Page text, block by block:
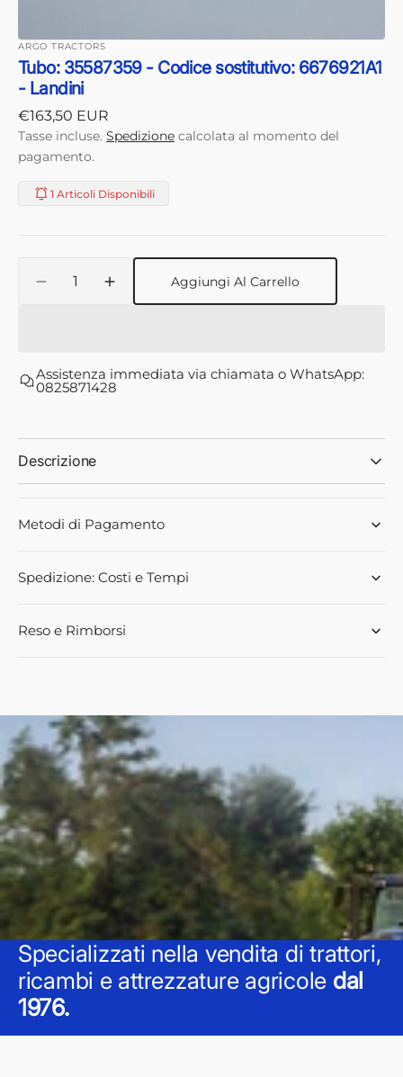
ARGO TRACTORS
Tubo: 35587359 - Codice sostitutivo: 6676921A1
- Landini
Prezzo
di
listino
€163,50 EUR
Tasse incluse. Spedizione calcolata al momento del
pagamento.
1 Articoli Disponibili
Diminuisci
35587359
-
6676921A1
-
Aumenta
quantità
35587359
-
6676921A1
Aggiungi Al Carrello
Assistenza immediata via chiamata o WhatsApp:
0825871428
Descrizione
Metodi di Pagamento
Spedizione: Costi e Tempi
Reso e Rimborsi
Specializzati nella vendita di trattori,
ricambi e attrezzature agricole dal
1976.